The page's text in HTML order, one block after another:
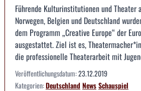
Führende Kulturinstitutionen und Theater
Norwegen, Belgien und Deutschland
dem Programm „Creative Europe“ der
ausgestattet. Ziel ist es,
die professionelle Theaterarbeit mit
Veröffentlichungsdatum:23.12.2019
Kategorien:DeutschlandNewsSchauspiel